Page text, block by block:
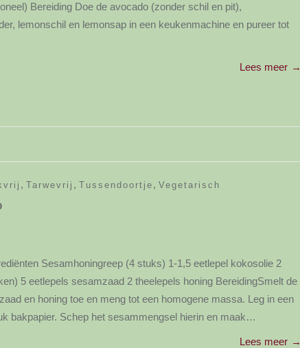
Bereiding Doe de avocado (zonder schil en pit),
lemonschil en lemonsap in een keukenmachine en pureer tot
Lees meer →
, Tarwevrij , Tussendoortje , Vegetarisch
Sesamhoningreep (4 stuks) 1-1,5 eetlepel kokosolie 2
5 eetlepels sesamzaad 2 theelepels honing BereidingSmelt de
en honing toe en meng tot een homogene massa. Leg in een
bakpapier. Schep het sesammengsel hierin en maak…
Lees meer →